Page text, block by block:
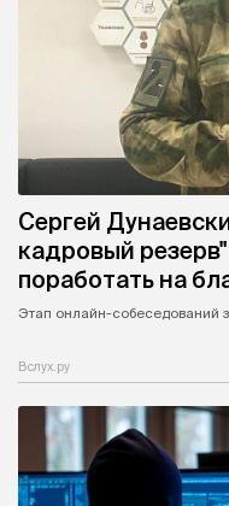
Сергей
кадровый
поработать на
Этап онлайн-собеседований
Вслух.ру